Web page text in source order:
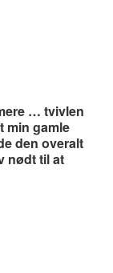
… tvivlen
min gamle
den overalt
nødt til at